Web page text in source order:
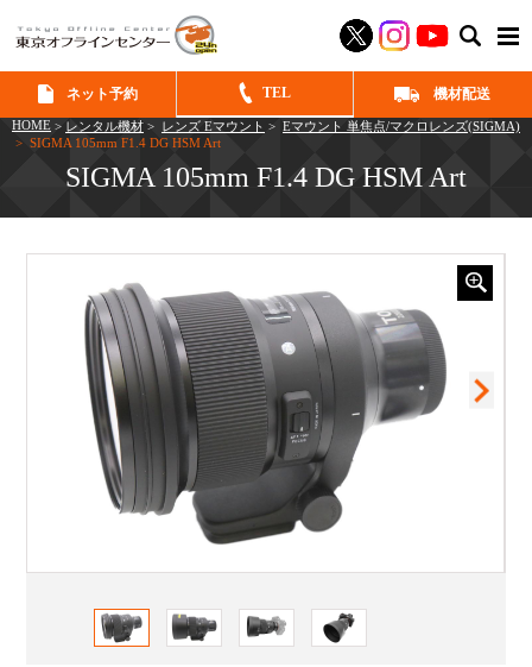
ネット予約 TEL 機材配送
HOME > レンタル機材 > レンズ Eマウント > Eマウント 単焦点/マクロレンズ(SIGMA)
> SIGMA 105mm F1.4 DG HSM Art
SIGMA 105mm F1.4 DG HSM Art